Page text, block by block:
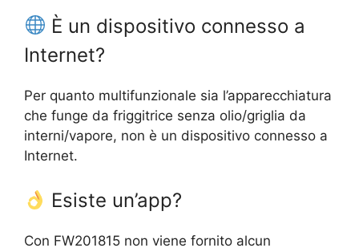
È un dispositivo connesso a
Internet?
Per quanto multifunzionale sia l’apparecchiatura
che funge da friggitrice senza olio/griglia da
interni/vapore, non è un dispositivo connesso a
Internet.
Esiste un’app?
Con FW201815 non viene fornito alcun